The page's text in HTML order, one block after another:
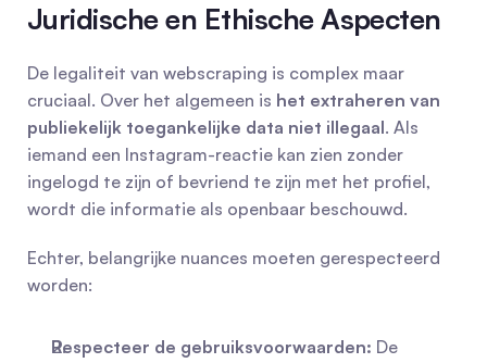
Juridische en Ethische Aspecten
De legaliteit van webscraping is complex maar
cruciaal. Over het algemeen is het extraheren van
publiekelijk toegankelijke data niet illegaal. Als
iemand een Instagram-reactie kan zien zonder
ingelogd te zijn of bevriend te zijn met het profiel,
wordt die informatie als openbaar beschouwd.
Echter, belangrijke nuances moeten gerespecteerd
worden:
Respecteer de gebruiksvoorwaarden: De